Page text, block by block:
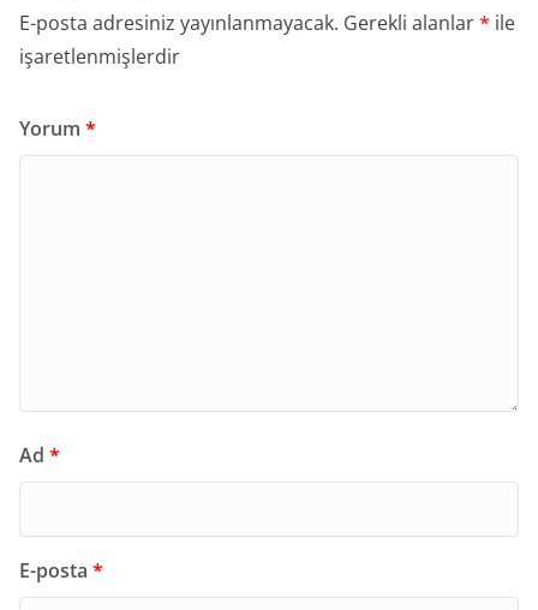
E-posta adresiniz yayınlanmayacak. Gerekli alanlar* ile
işaretlenmişlerdir
Yorum *
Ad *
E-posta *